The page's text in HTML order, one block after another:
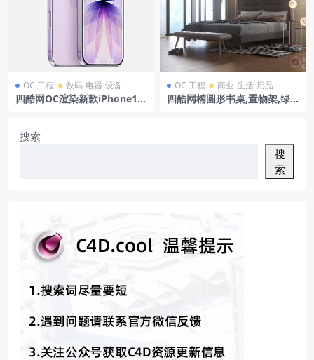
OC 工程 数码-电器-设备
四酷网OC渲染新款iPhone17
OC 工程 商业-生活-用品
四酷网椭圆形书桌,置物架,绿
搜索
搜
索